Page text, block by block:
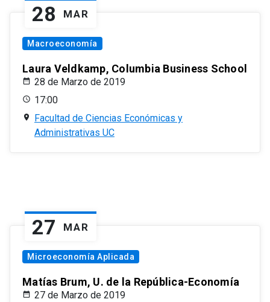
28 MAR
Macroeconomía
Laura Veldkamp, Columbia Business School
28 de Marzo de 2019
17:00
Facultad de Ciencias Económicas y
Administrativas UC
27 MAR
Microeconomía Aplicada
Matías Brum, U. de la República-Economía
27 de Marzo de 2019